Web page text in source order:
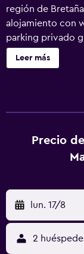
región de
alojamiento con
parking privado
pesca en los
está a 27 km del
Leer más
Precio
lun. 17/8
2